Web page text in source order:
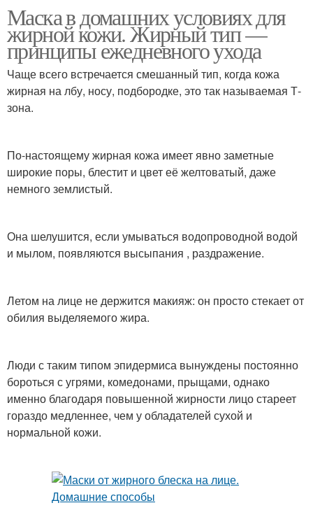
Маска в домашних условиях для
жирной кожи. Жирный тип —
принципы ежедневного ухода
Чаще всего встречается смешанный тип, когда кожа
жирная на лбу, носу, подбородке, это так называемая Т-
зона.
По-настоящему жирная кожа имеет явно заметные
широкие поры, блестит и цвет её желтоватый, даже
немного землистый.
Она шелушится, если умываться водопроводной водой
и мылом, появляются высыпания , раздражение.
Летом на лице не держится макияж: он просто стекает от
обилия выделяемого жира.
Люди с таким типом эпидермиса вынуждены постоянно
бороться с угрями, комедонами, прыщами, однако
именно благодаря повышенной жирности лицо стареет
гораздо медленнее, чем у обладателей сухой и
нормальной кожи.